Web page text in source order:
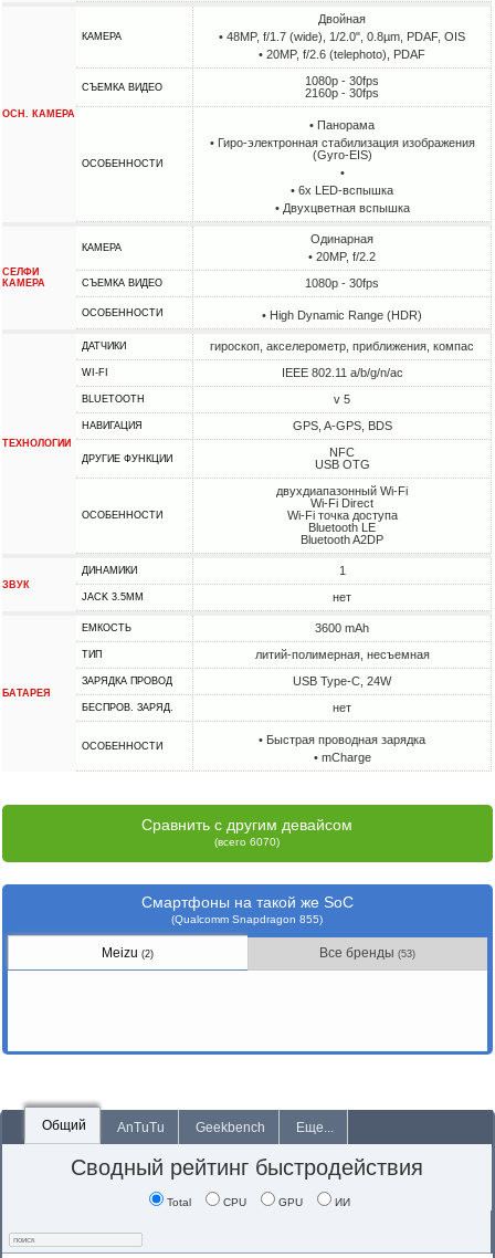
ОСН. КАМЕРА
КАМЕРА
Двойная
• 48MP, f/1.7 (wide), 1/2.0", 0.8µm, PDAF, OIS
• 20MP, f/2.6 (telephoto), PDAF
СЪЕМКА ВИДЕО
1080p - 30fps
2160p - 30fps
ОСОБЕННОСТИ
• Панорама
• Гиро-электронная стабилизация изображения
(Gyro-EIS)
•
• 6х LED-вспышка
• Двухцветная вспышка
СЕЛФИ
КАМЕРА
КАМЕРА
Одинарная
• 20MP, f/2.2
СЪЕМКА ВИДЕО 1080p - 30fps
ОСОБЕННОСТИ • High Dynamic Range (HDR)
ТЕХНОЛОГИИ
ДАТЧИКИ гироскоп, акселерометр, приближения, компас
WI-FI IEEE 802.11 a/b/g/n/ac
BLUETOOTH v 5
НАВИГАЦИЯ GPS, A-GPS, BDS
ДРУГИЕ ФУНКЦИИ
NFC
USB OTG
ОСОБЕННОСТИ
двухдиапазонный Wi-Fi
Wi-Fi Direct
Wi-Fi точка доступа
Bluetooth LE
Bluetooth A2DP
ЗВУК
ДИНАМИКИ 1
JACK 3.5MM нет
БАТАРЕЯ
ЕМКОСТЬ 3600 mAh
ТИП литий-полимерная, несъемная
ЗАРЯДКА ПРОВОД USB Type-C, 24W
БЕСПРОВ. ЗАРЯД. нет
ОСОБЕННОСТИ
• Быстрая проводная зарядка
• mCharge
Сравнить с другим девайсом
(всего 6070)
Смартфоны на такой же SoC
(Qualcomm Snapdragon 855)
Meizu(2) Все бренды(53)
Общий AnTuTu Geekbench Еще...
Сводный рейтинг быстродействия
Total CPU GPU ИИ